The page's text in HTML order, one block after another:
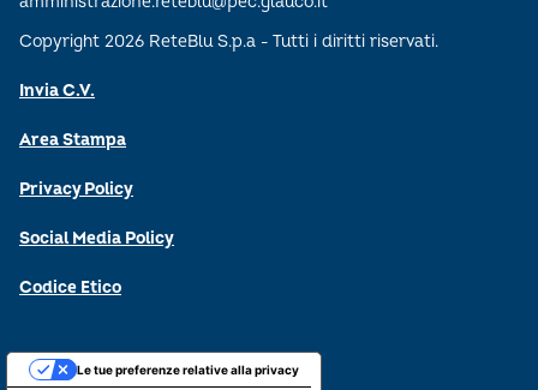
Copyright 2026 ReteBlu S.p.a - Tutti i diritti riservati.
Invia C.V.
Area Stampa
Privacy Policy
Social Media Policy
Codice Etico
Le tue preferenze relative alla privacy